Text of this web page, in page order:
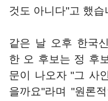
것도 아니다"고 했습
같은 날 오후 한국
한 오 후보는 정 후
문이 나오자 "그 사
을까요"라며 "원론